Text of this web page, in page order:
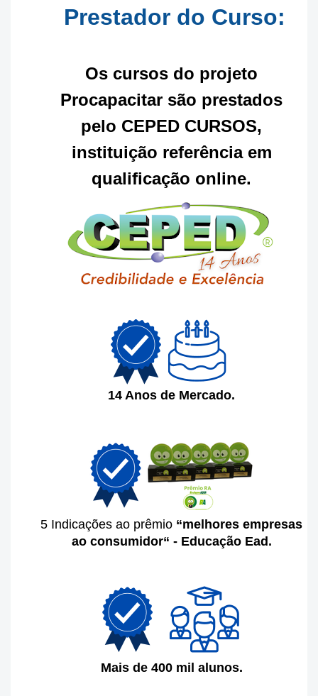
Prestador do Curso:
Os cursos do projeto
Procapacitar são prestados
pelo CEPED CURSOS,
instituição referência em
qualificação online.
14 Anos de Mercado.
5 Indicações ao prêmio “melhores empresas
ao consumidor“ - Educação Ead.
Mais de 400 mil alunos.